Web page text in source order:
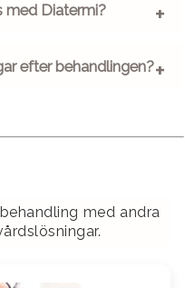
med Diatermi?
efter behandlingen?
med andra